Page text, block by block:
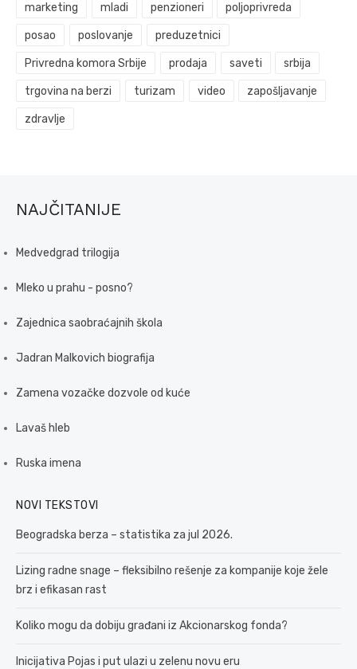
marketing mladi penzioneri poljoprivreda
posao poslovanje preduzetnici
Privredna komora Srbije prodaja saveti srbija
trgovina na berzi turizam video zapošljavanje
zdravlje
NAJČITANIJE
Medvedgrad trilogija
Mleko u prahu - posno?
Zajednica saobraćajnih škola
Jadran Malkovich biografija
Zamena vozačke dozvole od kuće
Lavaš hleb
Ruska imena
NOVI TEKSTOVI
Beogradska berza – statistika za jul 2026.
Lizing radne snage – fleksibilno rešenje za kompanije koje žele
brz i efikasan rast
Koliko mogu da dobiju građani iz Akcionarskog fonda?
Inicijativa Pojas i put ulazi u zelenu novu eru